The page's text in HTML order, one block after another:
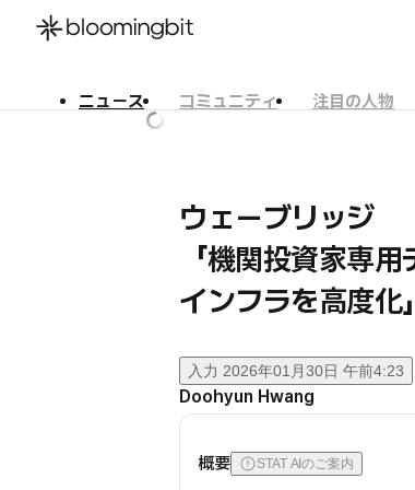
ニュース コミュニティ
注目の人物
ウェーブリッジ
「機関投資家専
インフラを高度化」
入力 2026年01月30日 午前4:23
Doohyun Hwang
概要 STAT AIのご案内